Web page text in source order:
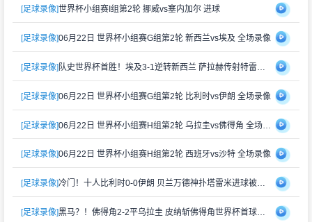
[足球录像]世界杯小组赛I组第2轮 挪威vs塞内加尔 进球
[足球录像]06月22日 世界杯小组赛G组第2轮 新西兰vs埃及 全场录像
[足球录像]
[足球录像]06月22日 世界杯小组赛G组第2轮 比利时vs伊朗 全场录像
[足球录像] 06月22日 世界杯小组赛H组第2轮 乌拉圭vs佛得角 全场录像
[足球录像]06月22日 世界杯小组赛H组第2轮 西班牙vs沙特 全场录像
[足球录像] 冷门！十人比利时0-0伊朗 贝兰万德神扑塔雷米进球被吹+造直红
[足球录像] 黑马？！佛得角2-2平乌拉圭 皮纳斩佛得角世界杯首球穆斯莱拉送礼